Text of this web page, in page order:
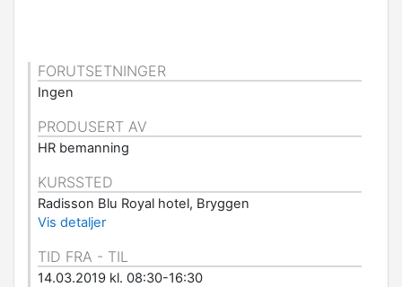
FORUTSETNINGER
Ingen
PRODUSERT AV
HR bemanning
KURSSTED
Radisson Blu Royal hotel, Bryggen
Vis detaljer
TID FRA - TIL
14.03.2019 kl. 08:30-16:30